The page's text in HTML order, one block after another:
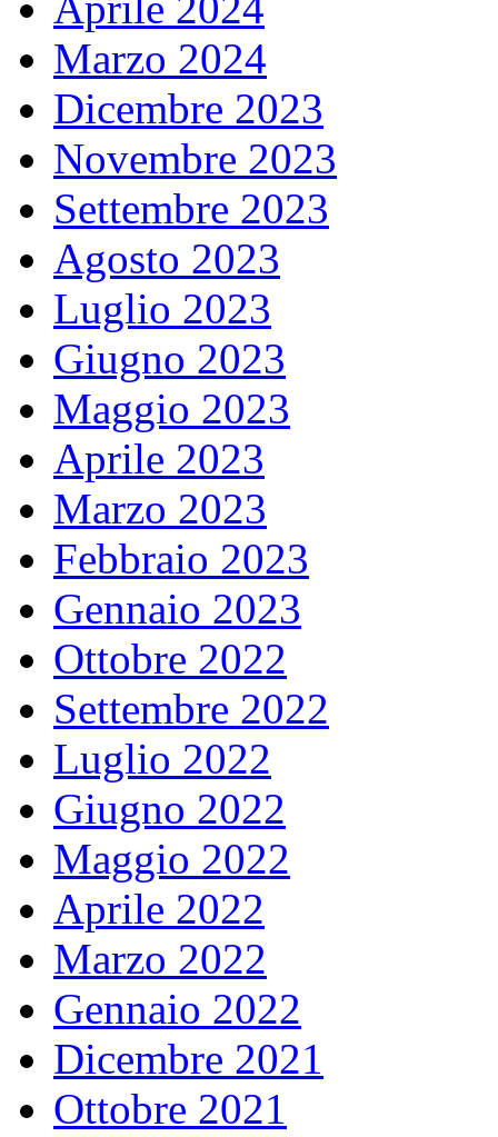
Marzo 2024
Dicembre 2023
Novembre 2023
Settembre 2023
Agosto 2023
Luglio 2023
Giugno 2023
Maggio 2023
Aprile 2023
Marzo 2023
Febbraio 2023
Gennaio 2023
Ottobre 2022
Settembre 2022
Luglio 2022
Giugno 2022
Maggio 2022
Aprile 2022
Marzo 2022
Gennaio 2022
Dicembre 2021
Ottobre 2021